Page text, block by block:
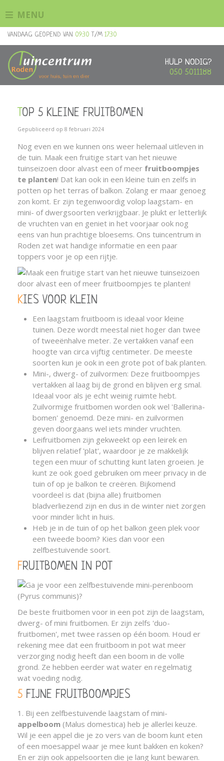
n
HULP NODIG?
050 5011188
VANDAAG GEOPEND VAN 09:30 T/M 17:30
MENU
TOP 5 KLEINE FRUITBOMEN
Gepubliceerd op 8 februari 2024
Nog even en we kunnen ons weer helemaal uitleven in
de tuin. Maak een fruitige start van het nieuwe
tuinseizoen door alvast een of meer fruitboompjes
te planten! Dat kan ook in een kleine tuin en zelfs in
potten op het terras of balkon. Zolang er maar genoeg
zon komt. Er zijn tegenwoordig volop laagstam- en
mini- of dwergsoorten verkrijgbaar. Je plukt er letterlijk
de vruchten van en geniet in het voorjaar ook nog
eens van hun prachtige bloesems. Ons tuincentrum in
Roden zet wat handige informatie en een paar
toppers voor je op een rijtje.
KIES VOOR KLEIN
Een laagstam fruitboom is ideaal voor kleine
tuinen. Deze wordt meestal niet hoger dan twee
of tweeënhalve meter. Ze vertakken vanaf een
hoogte van circa vijftig centimeter. De meeste
soorten kun je ook in een grote pot of bak planten.
Mini-, dwerg- of zuilvormen: Deze fruitboompjes
vertakken al laag bij de grond en blijven erg smal.
Ideaal voor als je echt weinig ruimte hebt.
Zuilvormige fruitbomen worden ook wel 'Ballerina-
bomen' genoemd. Deze mini- en zuilvormen
geven doorgaans wel iets minder vruchten.
Leifruitbomen zijn gekweekt op een leirek en
blijven relatief 'plat', waardoor je ze makkelijk
tegen een muur of schutting kunt laten groeien. Je
kunt ze ook goed gebruiken om meer privacy in de
tuin of op je balkon te creëren. Bijkomend
voordeel is dat (bijna alle) fruitbomen
bladverliezend zijn en dus in de winter niet zorgen
voor minder licht in huis.
Heb je in de tuin of op het balkon geen plek voor
een tweede boom? Kies dan voor een
zelfbestuivende soort.
FRUITBOMEN IN POT
De beste fruitbomen voor in een pot zijn de laagstam,
dwerg- of mini fruitbomen. Er zijn zelfs 'duo-
fruitbomen', met twee rassen op één boom. Houd er
rekening mee dat een fruitboom in pot wat meer
verzorging nodig heeft dan een boom in de volle
grond. Ze hebben eerder wat water en regelmatig
wat voeding nodig.
5 FIJNE FRUITBOOMPJES
1. Bij een zelfbestuivende laagstam of mini-
appelboom (Malus domestica) heb je allerlei keuze.
Wil je een appel die je zo vers van de boom kunt eten
of een moesappel waar je mee kunt bakken en koken?
En er zijn ook appelsoorten die je lang kunt bewaren.